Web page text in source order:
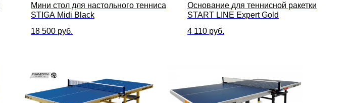
Мини стол для настольного тенниса
STIGA Midi Black
18 500 руб.
Основание для теннисной ракетки
START LINE Expert Gold
4 110 руб.